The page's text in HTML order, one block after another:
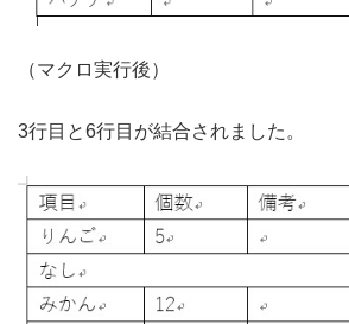
（マクロ実行後）
3行目と6行目が結合されました。